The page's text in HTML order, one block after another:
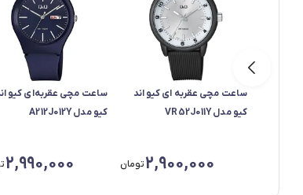
ساعت مچی عقربه ای کیو اند
کیو مدل VR52J011Y
2,900,000تومان
ساعت مچی عقربه‌ای کیو
کیو مدل A212J012Y
2,990,000